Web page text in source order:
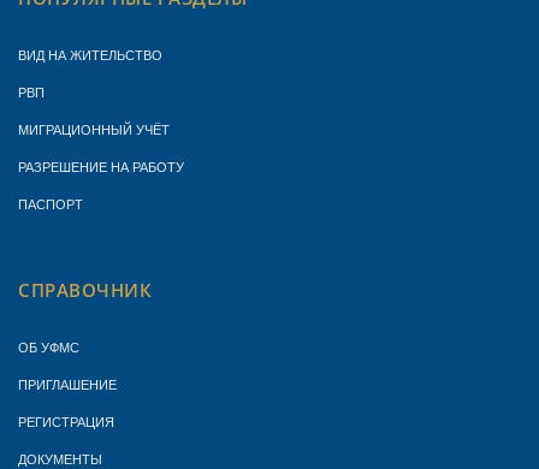
ВИД НА ЖИТЕЛЬСТВО
РВП
МИГРАЦИОННЫЙ УЧЁТ
РАЗРЕШЕНИЕ НА РАБОТУ
ПАСПОРТ
СПРАВОЧНИК
ОБ УФМС
ПРИГЛАШЕНИЕ
РЕГИСТРАЦИЯ
ДОКУМЕНТЫ